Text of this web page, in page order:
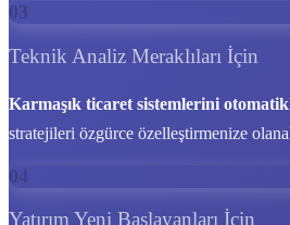
03
Teknik Analiz Meraklıları İçin
Karmaşık ticaret sistemlerini
stratejileri özgürce özelleştirmenize
04
Yatırım Yeni Başlayanları İçin